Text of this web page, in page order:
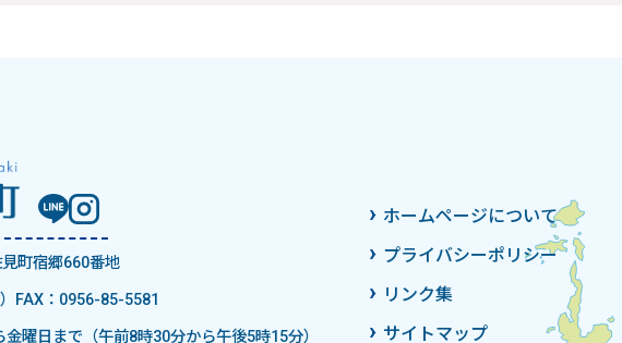
町宿郷660番地
FAX：0956-85-5581
曜日まで（午前8時30分から午後5時15分）
ホームページについて
プライバシーポリシー
リンク集
サイトマップ